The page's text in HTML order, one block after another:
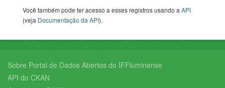
Você também pode ter acesso a esses registros usando aAPI
(veja Documentação da API).
Sobre Portal de Dados Abertos do IFFluminense
API do CKAN